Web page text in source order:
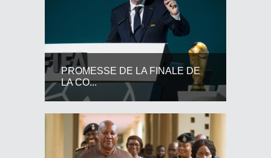
PROMESSE DE LA FINALE DE
LA CO...